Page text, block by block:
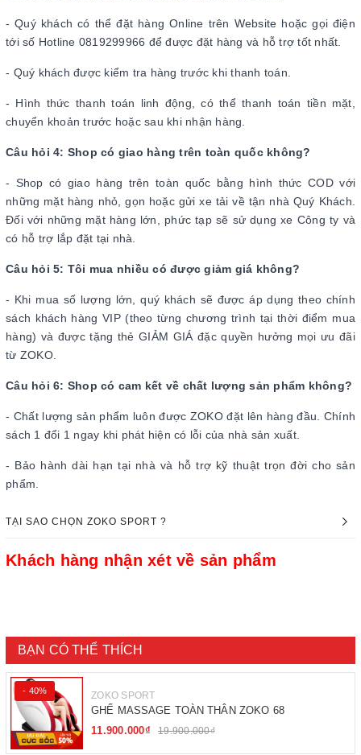
- Quý khách có thể đặt hàng Online trên Website hoặc gọi điện
tới số Hotline 0819299966 để được đặt hàng và hỗ trợ tốt nhất.
- Quý khách được kiểm tra hàng trước khi thanh toán.
- Hình thức thanh toán linh động, có thể thanh toán tiền mặt,
chuyển khoản trước hoặc sau khi nhận hàng.
Câu hỏi 4: Shop có giao hàng trên toàn quốc không?
- Shop có giao hàng trên toàn quốc bằng hình thức COD với
những mặt hàng nhỏ, gọn hoặc gửi xe tải về tận nhà Quý Khách.
Đối với những mặt hàng lớn, phức tạp sẽ sử dụng xe Công ty và
có hỗ trợ lắp đặt tại nhà.
Câu hỏi 5: Tôi mua nhiều có được giảm giá không?
- Khi mua số lượng lớn, quý khách sẽ được áp dụng theo chính
sách khách hàng VIP (theo từng chương trình tại thời điểm mua
hàng) và được tặng thẻ GIẢM GIÁ đặc quyền hưởng mọi ưu đãi
từ ZOKO.
Câu hỏi 6: Shop có cam kết về chất lượng sản phẩm không?
- Chất lượng sản phẩm luôn được ZOKO đặt lên hàng đầu. Chính
sách 1 đổi 1 ngay khi phát hiện có lỗi của nhà sản xuất.
- Bảo hành dài hạn tại nhà và hỗ trợ kỹ thuật trọn đời cho sản
phẩm.
TẠI SAO CHỌN ZOKO SPORT ?
Khách hàng nhận xét về sản phẩm
BẠN CÓ THỂ THÍCH
- 40% ZOKO SPORT
GHẾ MASSAGE TOÀN THÂN ZOKO 68
11.900.000₫
19.900.000₫